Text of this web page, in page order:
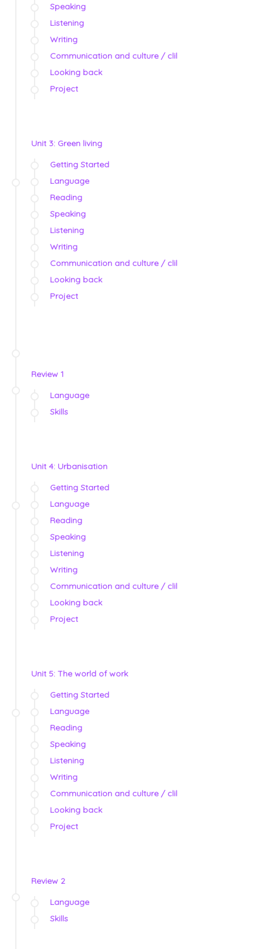
Speaking
Listening
Writing
Communication and culture / clil
Looking back
Project
Unit 3: Green living
Getting Started
Language
Reading
Speaking
Listening
Writing
Communication and culture / clil
Looking back
Project
Review 1
Language
Skills
Unit 4: Urbanisation
Getting Started
Language
Reading
Speaking
Listening
Writing
Communication and culture / clil
Looking back
Project
Unit 5: The world of work
Getting Started
Language
Reading
Speaking
Listening
Writing
Communication and culture / clil
Looking back
Project
Review 2
Language
Skills